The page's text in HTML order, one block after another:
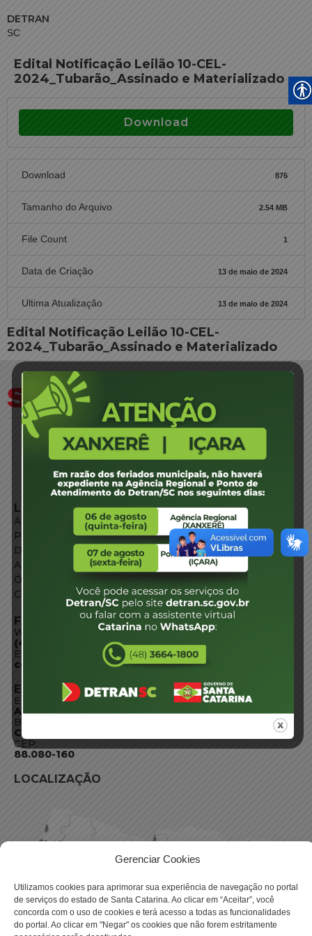
Gerenciar Cookies
Utilizamos cookies para aprimorar sua experiência de navegação no portal
de serviços do estado de Santa Catarina. Ao clicar em “Aceitar”, você
concorda com o uso de cookies e terá acesso a todas as funcionalidades
do portal. Ao clicar em "Negar" os cookies que não forem estritamente
DETRAN
SC
Edital Notificação Leilão 10-CEL-
2024_Tubarão_Assinado e Materializado
Download
Download 876
Tamanho do Arquivo 2.54 MB
File Count 1
Data de Criação 13 de maio de 2024
Ultima Atualização 13 de maio de 2024
Edital Notificação Leilão 10-CEL-
2024_Tubarão_Assinado e Materializado
LINKS EXTERNOS
Agência de Notícias
Portal de Serviços
Diário Oficial
Acesso à Informação
Órgãos do Governo
Conheça SC
FALE CONOSCO
WhatsApp:
(48) 3664-1800
E-mail:
centraldeinformacoes@detran.sc.gov.br
ENDEREÇO
Endereço:
Av. Almirante Tamandaré - 480
Bairro:
Coqueiros, Florianópolis SC
CEP:
88.080-160
LOCALIZAÇÃO